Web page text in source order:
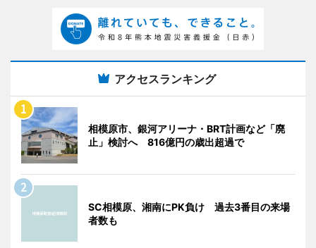
アクセスランキング
相模原市、銀河アリーナ・BRT計画など「廃
止」検討へ 816億円の歳出超過で
SC相模原、湘南にPK負け 過去3番目の来場
者数も